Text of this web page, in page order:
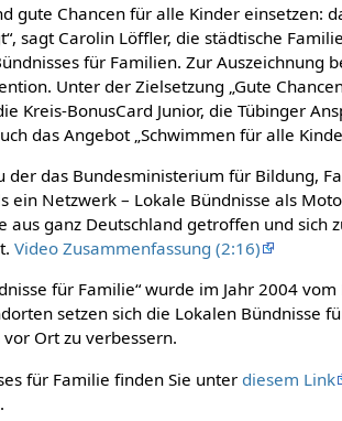
gute Chancen für alle Kinder einsetzen:
sagt Carolin Löffler, die städtische
für Familien. Zur Auszeichnung
Unter der Zielsetzung „Gute
Kreis-BonusCard Junior, die Tübinger
das Angebot „Schwimmen für alle
der das Bundesministerium für Bildung,
ein Netzwerk – Lokale Bündnisse als
aus ganz Deutschland getroffen und sich
Video Zusammenfassung (2:16)
für Familie“ wurde im Jahr 2004
setzen sich die Lokalen Bündnisse
Ort zu verbessern.
für Familie finden Sie unter diesem Link
.